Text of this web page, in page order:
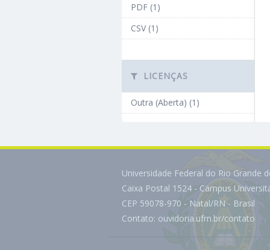
PDF (1)
CSV (1)
LICENÇAS
Outra (Aberta) (1)
Universidade Federal do Rio Grande
Caixa Postal 1524 - Campus
CEP 59078-970 - Natal/RN - Brasil
Contato: ouvidoria.ufrn.br/contato